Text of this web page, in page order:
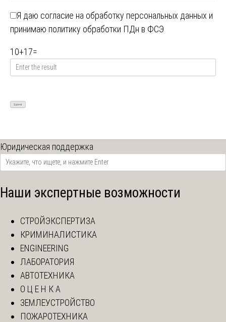
Я даю согласие на обработку персональных данных и
принимаю политику обработки ПДн в ФСЭ
10+17=
Юридическая поддержка
Наши экспертные возможности
СТРОЙЭКСПЕРТИЗА
КРИМИНАЛИСТИКА
ENGINEERING
ЛАБОРАТОРИЯ
АВТОТЕХНИКА
О Ц Е Н К А
ЗЕМЛЕУСТРОЙСТВО
ПОЖАРОТЕХНИКА